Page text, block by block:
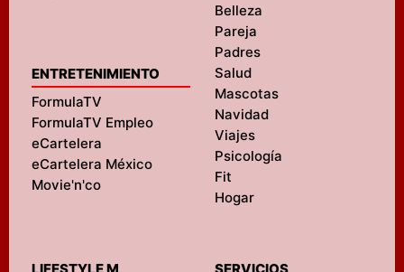
ENTRETENIMIENTO
FormulaTV
FormulaTV Empleo
eCartelera
eCartelera México
Movie'n'co
Belleza
Pareja
Padres
Salud
Mascotas
Navidad
Viajes
Psicología
Fit
Hogar